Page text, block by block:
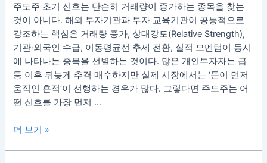
주도주 초기 신호는 단순히 거래량이 증가하는 종목을 찾는
것이 아니다. 해외 투자기관과 투자 교육기관이 공통적으로
강조하는 핵심은 거래량 증가, 상대강도(Relative Strength),
기관·외국인 수급, 이동평균선 추세 전환, 실적 모멘텀​이 동시
에 나타나는 종목을 선별하는 것이다. 많은 개인투자자는 급
등 이후 뒤늦게 추격 매수하지만 실제 시장에서는 ‘돈이 먼저
움직인 흔적’이 선행하는 경우가 많다. 그렇다면 주도주는 어
떤 신호를 가장 먼저 …
량
보
다
중
요
한
기
관
급
·
더 보기 »